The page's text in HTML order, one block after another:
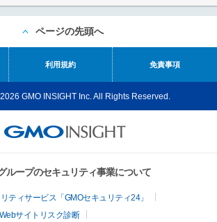
ページの先頭へ
利用規約 免責事項
GMO INSIGHT Inc. All Rights Reserved.
ループのセキュリティ事業について
ティサービス「GMOセキュリティ24」
Webサイトリスク診断